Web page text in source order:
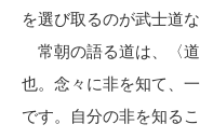
を選び取るのが武士道
常朝の語る道は、〈
也。念々に非を知て、
です。自分の非を知る